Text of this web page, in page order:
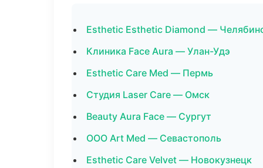
Esthetic Esthetic Diamond —
Клиника Face Aura — Улан-Удэ
Esthetic Care Med — Пермь
Студия Laser Care — Омск
Beauty Aura Face — Сургут
ООО Art Med — Севастополь
Esthetic Care Velvet — Новокузнецк